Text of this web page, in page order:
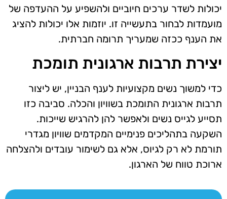
יכולות לשדר ערכים חיוביים ולהשפיע על ההעדפה של
מועמדות לבחור בתעשייה זו. יוזמות אלו יכולות להציג
את הענף ככזה שמעריך תרומה חברתית.
יצירת תרבות ארגונית תומכת
כדי למשוך נשים מקצועיות לענף הבניין, יש ליצור
תרבות ארגונית התומכת בשוויון והכלה. סביבה כזו
תסייע לגייס נשים ולאפשר להן להרגיש שייכות.
השקעה בתהליכים פנימיים המקדמים שוויון מגדרי
תורמת לא רק לגיוס, אלא גם לשימור עובדים ולהצלחה
ארוכת טווח של הארגון.